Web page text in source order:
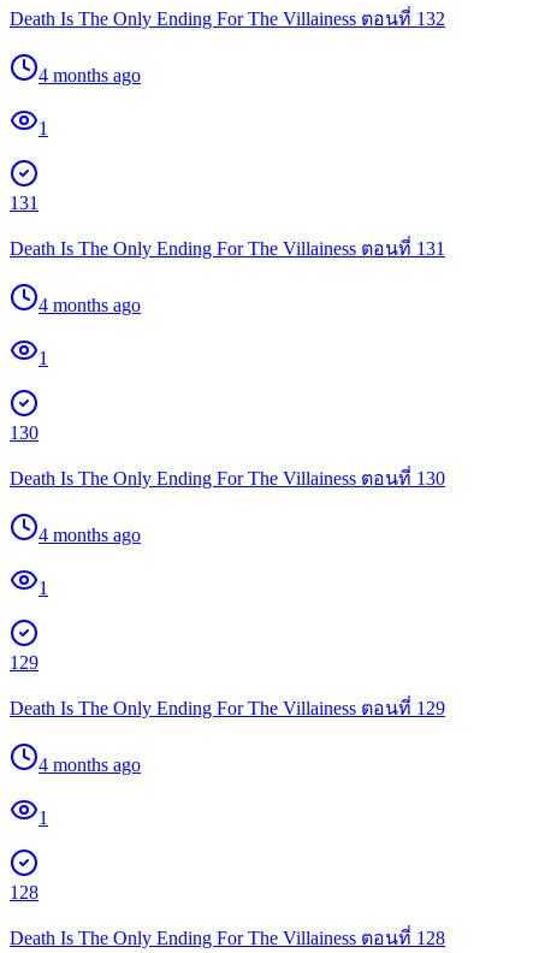
Death Is The Only Ending For The Villainess ตอนที่ 132
4 months ago
1
131
Death Is The Only Ending For The Villainess ตอนที่ 131
4 months ago
1
130
Death Is The Only Ending For The Villainess ตอนที่ 130
4 months ago
1
129
Death Is The Only Ending For The Villainess ตอนที่ 129
4 months ago
1
128
Death Is The Only Ending For The Villainess ตอนที่ 128